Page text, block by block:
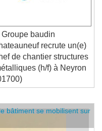
Groupe baudin
recrute un(e)
de chantier structures
(h/f) à Neyron
bâtiment se mobilisent sur